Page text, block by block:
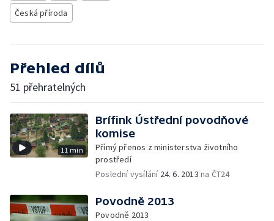
Česká příroda
Přehled dílů
51 přehratelných
11 min
Brífink Ústřední povodňové
komise
Přímý přenos z ministerstva životního
prostředí
Poslední vysílání 24. 6. 2013 na ČT24
Povodně 2013
Povodně 2013